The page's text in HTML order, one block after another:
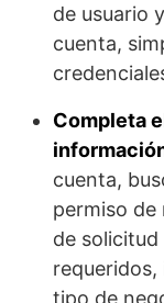
de usuario
cuenta,
Completa
cuenta,
permiso de
de
tipo de